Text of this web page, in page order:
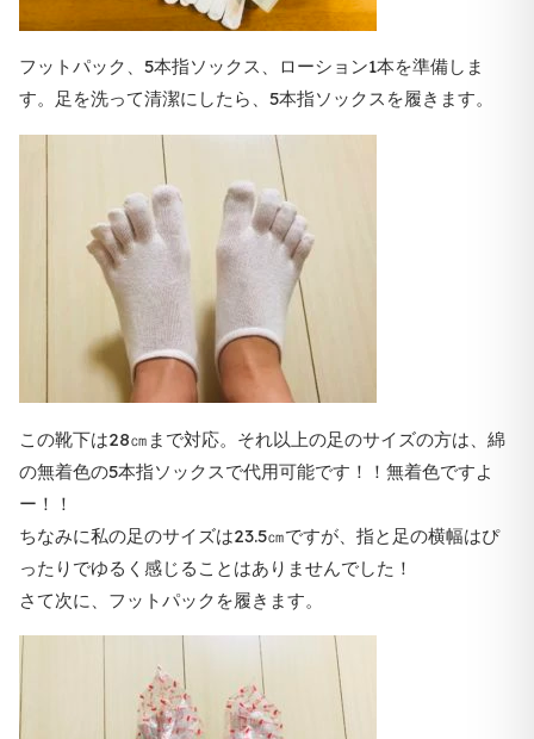
フットパック、5本指ソックス、ローション1本を準備しま
す。足を洗って清潔にしたら、5本指ソックスを履きます。
この靴下は28㎝まで対応。それ以上の足のサイズの方は、綿
の無着色の5本指ソックスで代用可能です！！無着色ですよ
ー！！
ちなみに私の足のサイズは23.5㎝ですが、指と足の横幅はぴ
ったりでゆるく感じることはありませんでした！
さて次に、フットパックを履きます。